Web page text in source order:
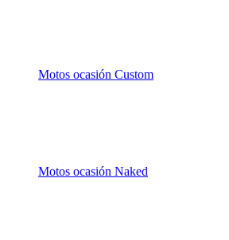
Motos ocasión Custom
Motos ocasión Naked